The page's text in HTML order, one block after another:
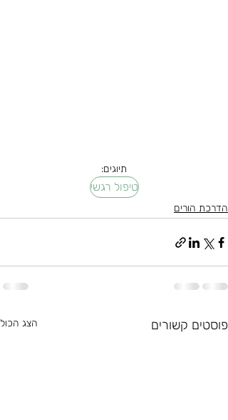
תיוגים:
טיפול רגשי
הדרכת הורים
פוסטים קשורים הצג הכול